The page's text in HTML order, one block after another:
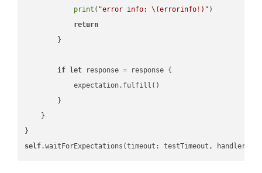
print ( "error info: \(errorinfo ! ) " )
return
        }
if let response = response {
            expectation.fulfill()
        }
    }
self.waitForExpectations(timeout: testTimeout, handler: